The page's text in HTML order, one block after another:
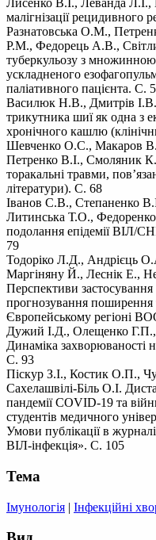
Лисенко В.І., Леванда
малігнізації рецидивного
Разнатовська О.М.,
Р.М., Федорець А.В.,
туберкульозу з множинною
ускладненого
паліативного пацієнта. С.
Василюк Н.В., Дмитрів І.В.
трикутника шиї як одна з
хронічного кашлю
Шевченко О.С., Макаров
Петренко В.І., Смоляник
торакальні травми,
літератури). С. 68
Іванов С.В., Степаненко
Литинська Т.О.,
подолання епідемії ВІЛ/
79
Тодоріко Л.Д., Андрієць
Маргіняну Й., Леснік Е.,
Перспективи
прогнозування поширення
Європейському регіоні
Дужий І.Д., Олещенко
Динаміка захворюваності
С. 93
Піскур З.І., Костик О.П.,
Сахелашвілі-Біль О.І.
пандемії COVID-19 та
студентів медичного
Умови публікації в
ВІЛ-інфекція». С. 105
Тема
Імунологія | Інфекційні